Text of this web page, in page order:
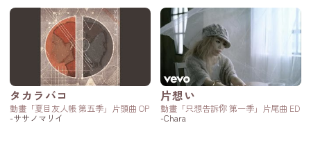
タカラバコ
動畫「夏目友人帳 第五季」片頭曲 OP
-ササノマリイ
片想い
動畫「只想告訴你 第一季」片尾曲 ED
-Chara